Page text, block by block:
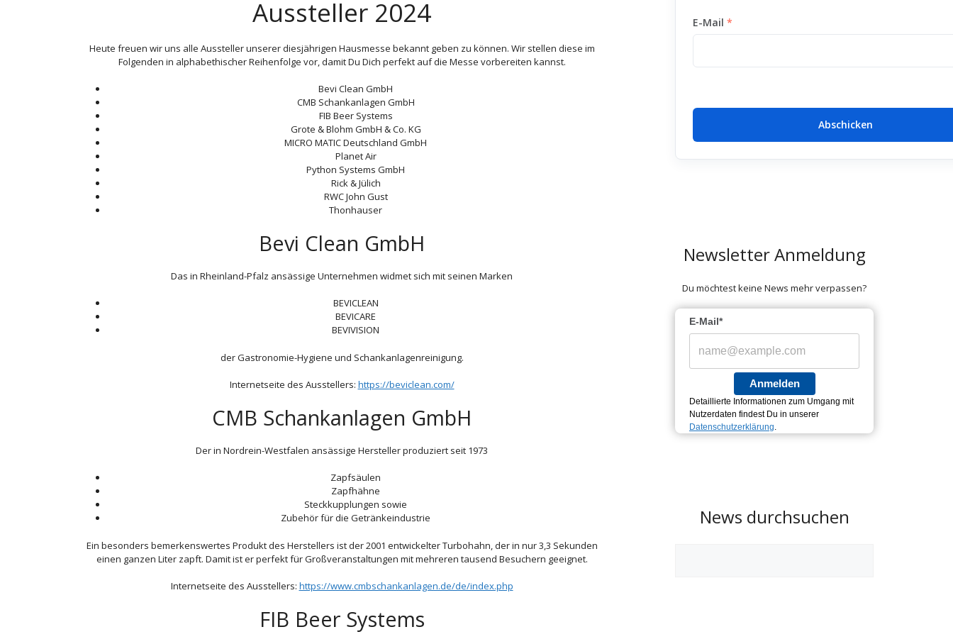
Aussteller 2024
Heute freuen wir uns alle Aussteller unserer diesjährigen Hausmesse bekannt geben zu können. Wir stellen diese im
Folgenden in alphabethischer Reihenfolge vor, damit Du Dich perfekt auf die Messe vorbereiten kannst.
Bevi Clean GmbH
CMB Schankanlagen GmbH
FIB Beer Systems
Grote & Blohm GmbH & Co. KG
MICRO MATIC Deutschland GmbH
Planet Air
Python Systems GmbH
Rick & Jülich
RWC John Gust
Thonhauser
Bevi Clean GmbH
Das in Rheinland-Pfalz ansässige Unternehmen widmet sich mit seinen Marken
BEVICLEAN
BEVICARE
BEVIVISION
der Gastronomie-Hygiene und Schankanlagenreinigung.
Internetseite des Ausstellers: https://beviclean.com/
CMB Schankanlagen GmbH
Der in Nordrein-Westfalen ansässige Hersteller produziert seit 1973
Zapfsäulen
Zapfhähne
Steckkupplungen sowie
Zubehör für die Getränkeindustrie
Ein besonders bemerkenswertes Produkt des Herstellers ist der 2001 entwickelter Turbohahn, der in nur 3,3 Sekunden
einen ganzen Liter zapft. Damit ist er perfekt für Großveranstaltungen mit mehreren tausend Besuchern geeignet.
Internetseite des Ausstellers: https://www.cmbschankanlagen.de/de/index.php
FIB Beer Systems
E-Mail
Abschicken
Newsletter Anmeldung
Du möchtest keine News mehr verpassen?
E-Mail*
Anmelden
Detaillierte Informationen zum Umgang mit
Nutzerdaten findest Du in unserer
Datenschutzerklärung.
News durchsuchen